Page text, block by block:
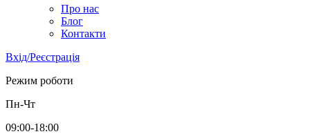
Про нас
Блог
Контакти
Вхід/Реєстрація
Режим роботи
Пн-Чт
09:00-18:00